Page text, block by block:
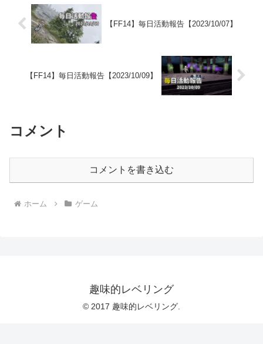
【FF14】毎日活動報告【2023/10/07】
【FF14】毎日活動報告【2023/10/09】
コメント
コメントを書き込む
ホーム ゲーム
趣味的レベリング
© 2017 趣味的レベリング.